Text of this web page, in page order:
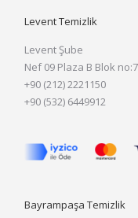
Levent Temizlik
Levent Şube
Nef 09 Plaza B Blok
+90 (212) 2221150
+90 (532) 6449912
Bayrampaşa Temizlik